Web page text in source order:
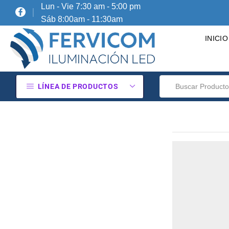
Lun - Vie 7:30 am - 5:00 pm
Sáb 8:00am - 11:30am
INICIO
LÍNEA DE PRODUCTOS